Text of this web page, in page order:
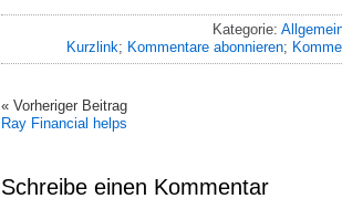
Kategorie:
Kurzlink; Kommentare abonnieren;
« Vorheriger Beitrag
Ray Financial helps
Schreibe einen Kommentar